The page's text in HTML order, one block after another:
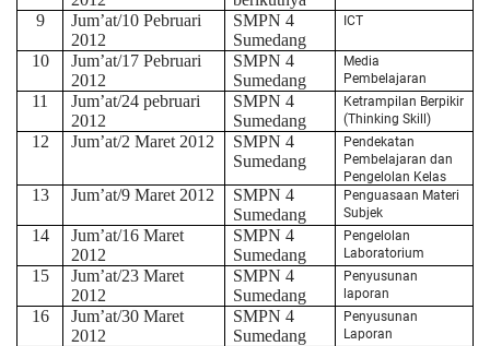
9
Jum’at/10 Pebruari
2012
SMPN 4
Sumedang
ICT
10
Jum’at/17 Pebruari
2012
SMPN 4
Sumedang
Media
Pembelajaran
11
Jum’at/24 pebruari
2012
SMPN 4
Sumedang
Ketrampilan Berpikir
(Thinking Skill)
12 Jum’at/2 Maret 2012
SMPN 4
Sumedang
Pendekatan
Pembelajaran dan
Pengelolan Kelas
13 Jum’at/9 Maret 2012
SMPN 4
Sumedang
Penguasaan Materi
Subjek
14
Jum’at/16 Maret
2012
SMPN 4
Sumedang
Pengelolan
Laboratorium
15
Jum’at/23 Maret
2012
SMPN 4
Sumedang
Penyusunan
laporan
16
Jum’at/30 Maret
2012
SMPN 4
Sumedang
Penyusunan
Laporan